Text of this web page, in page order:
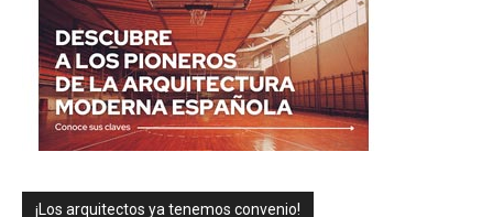
¡Los arquitectos ya tenemos convenio!